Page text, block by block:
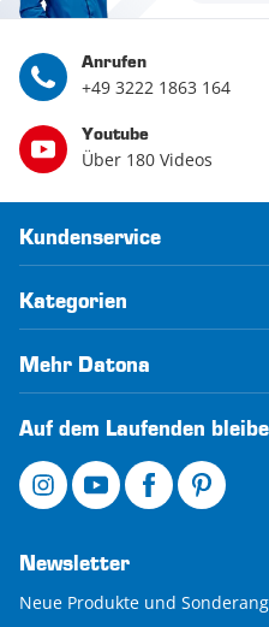
Anrufen
+49 3222 1863 164
Youtube
Über 180 Videos
Kundenservice
Kategorien
Mehr Datona
Auf dem Laufenden
Newsletter
Neue Produkte und